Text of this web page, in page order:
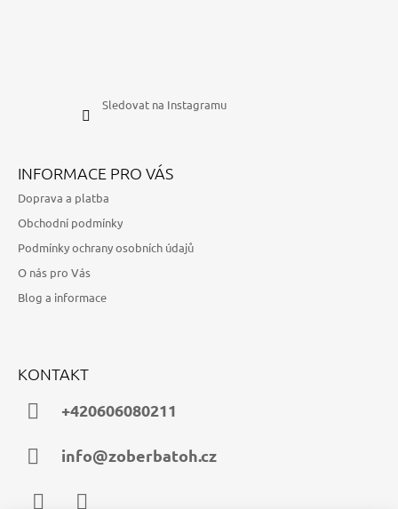
Sledovat na Instagramu
INFORMACE PRO VÁS
Doprava a platba
Obchodní podmínky
Podmínky ochrany osobních údajů
O nás pro Vás
Blog a informace
KONTAKT
+420606080211
info@zoberbatoh.cz